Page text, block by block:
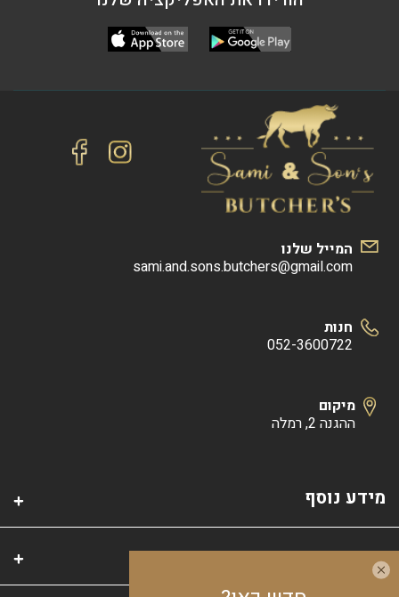
המייל שלנו
sami.and.sons.butchers@gmail.com
חנות
052-3600722
מיקום
ההגנה 2, רמלה
מידע נוסף
קטגוריות